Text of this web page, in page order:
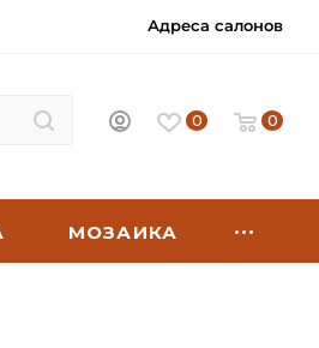
Адреса салонов
0 0
МОЗАИКА